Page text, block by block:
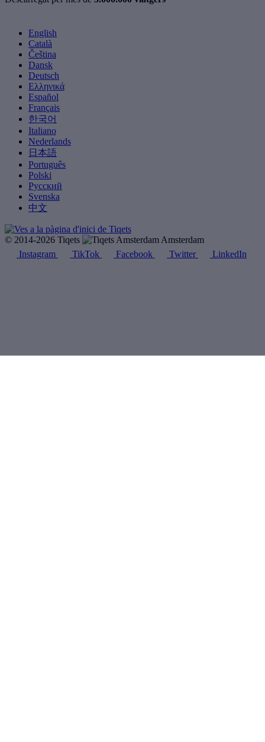
English
Català
Čeština
Dansk
Deutsch
Ελληνικά
Español
Français
한국어
Italiano
Nederlands
日本語
Português
Polski
Русский
Svenska
中文
© 2014-2026 Tiqets
Amsterdam
Instagram
TikTok Facebook Twitter LinkedIn